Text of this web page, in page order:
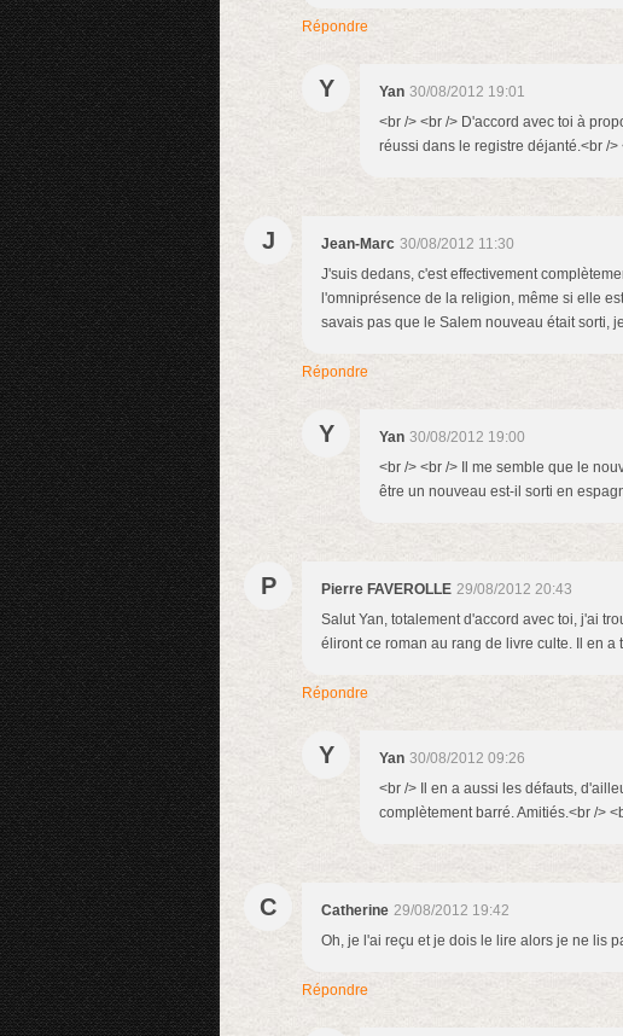
Répondre
Y Yan 30/08/2012 19:01
<br /> <br /> D'accord avec toi à
réussi dans le registre déjanté.<br />
J Jean-Marc 30/08/2012 11:30
J'suis dedans, c'est effectivement
l'omniprésence de la religion, même si elle
savais pas que le Salem nouveau était sorti,
Répondre
Y Yan 30/08/2012 19:00
<br /> <br /> Il me semble que le
être un nouveau est-il sorti en
P Pierre FAVEROLLE 29/08/2012 20:43
Salut Yan, totalement d'accord avec toi, j'ai
éliront ce roman au rang de livre culte. Il en a
Répondre
Y Yan 30/08/2012 09:26
<br /> Il en a aussi les défauts,
complètement barré. Amitiés.<br />
C Catherine 29/08/2012 19:42
Oh, je l'ai reçu et je dois le lire alors je ne lis
Répondre